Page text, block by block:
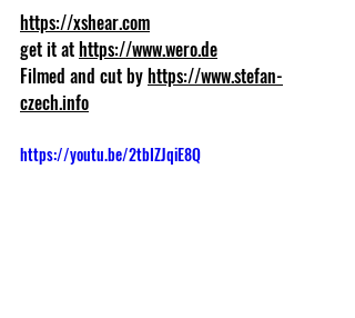
https://xshear.com
get it at https://www.wero.de
Filmed and cut by https://www.stefan-
czech.info
https://youtu.be/2tbIZJqiE8Q